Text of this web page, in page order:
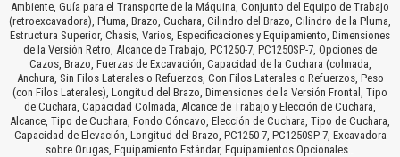
Ambiente, Guía para el Transporte de la Máquina, Conjunto del Equipo de Trabajo
(retroexcavadora), Pluma, Brazo, Cuchara, Cilindro del Brazo, Cilindro de la Pluma,
Estructura Superior, Chasis, Varios, Especificaciones y Equipamiento, Dimensiones
de la Versión Retro, Alcance de Trabajo, PC1250-7, PC1250SP-7, Opciones de
Cazos, Brazo, Fuerzas de Excavación, Capacidad de la Cuchara (colmada,
Anchura, Sin Filos Laterales o Refuerzos, Con Filos Laterales o Refuerzos, Peso
(con Filos Laterales), Longitud del Brazo, Dimensiones de la Versión Frontal, Tipo
de Cuchara, Capacidad Colmada, Alcance de Trabajo y Elección de Cuchara,
Alcance, Tipo de Cuchara, Fondo Cóncavo, Elección de Cuchara, Tipo de Cuchara,
Capacidad de Elevación, Longitud del Brazo, PC1250-7, PC1250SP-7, Excavadora
sobre Orugas, Equipamiento Estándar, Equipamientos Opcionales…